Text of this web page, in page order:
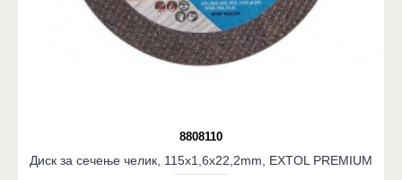
8808110
Диск за сечење челик, 115x1,6x22,2mm, EXTOL PREMIUM